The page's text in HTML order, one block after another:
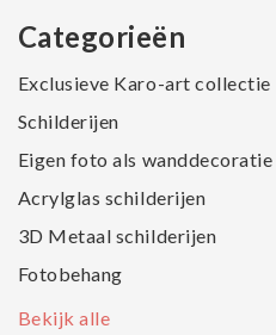
Categorieën
Exclusieve Karo-art collectie
Schilderijen
Eigen foto als wanddecoratie
Acrylglas schilderijen
3D Metaal schilderijen
Fotobehang
Bekijk alle